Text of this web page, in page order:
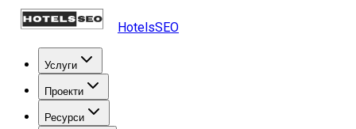
HotelsSEO
Услуги
Проекти
Ресурси